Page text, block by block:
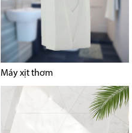
Máy xịt thơm